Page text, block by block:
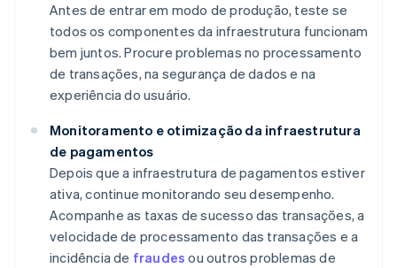
Antes de entrar em modo de produção, teste se
todos os componentes da infraestrutura funcionam
bem juntos. Procure problemas no processamento
de transações, na segurança de dados e na
experiência do usuário.
Monitoramento e otimização da infraestrutura
de pagamentos
Depois que a infraestrutura de pagamentos estiver
ativa, continue monitorando seu desempenho.
Acompanhe as taxas de sucesso das transações, a
velocidade de processamento das transações e a
incidência de fraudes ou outros problemas de